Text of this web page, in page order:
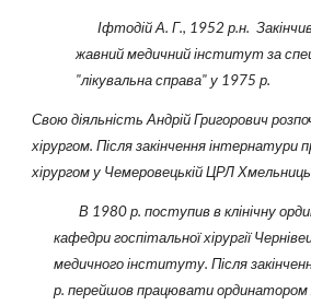
Іфтодій А. Г., 1952 р.н.
жав­­­ний медичний інститут за
"лікувальна спра­ва" у 1975 р.
Свою діяльність Андрій Григорович
хірургом. Після закінчення інтернатури
хірургом у Чемеровецькій ЦРЛ
В 1980 р. поступив в клінічну
кафедри госпітальної хірургії
медичного інституту. Після
р. перейшов працювати ординатором